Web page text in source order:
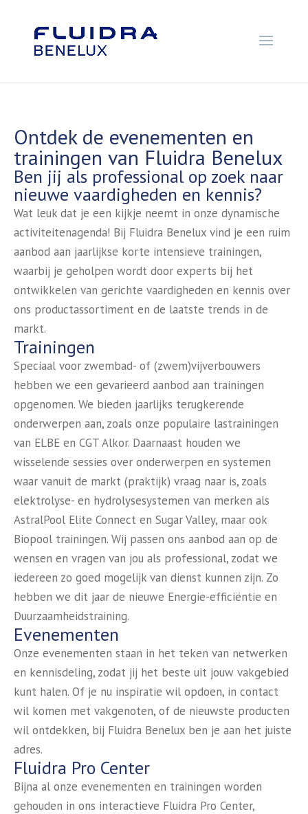
Ontdek de evenementen en
trainingen van Fluidra Benelux
Ben jij als professional op zoek naar
nieuwe vaardigheden en kennis?
Wat leuk dat je een kijkje neemt in onze dynamische
activiteitenagenda! Bij Fluidra Benelux vind je een ruim
aanbod aan jaarlijkse korte intensieve trainingen,
waarbij je geholpen wordt door experts bij het
ontwikkelen van gerichte vaardigheden en kennis over
ons productassortiment en de laatste trends in de
markt.
Trainingen
Speciaal voor zwembad- of (zwem)vijverbouwers
hebben we een gevarieerd aanbod aan trainingen
opgenomen. We bieden jaarlijks terugkerende
onderwerpen aan, zoals onze populaire lastrainingen
van ELBE en CGT Alkor. Daarnaast houden we
wisselende sessies over onderwerpen en systemen
waar vanuit de markt (praktijk) vraag naar is, zoals
elektrolyse- en hydrolysesystemen van merken als
AstralPool Elite Connect en Sugar Valley, maar ook
Biopool trainingen. Wij passen ons aanbod aan op de
wensen en vragen van jou als professional, zodat we
iedereen zo goed mogelijk van dienst kunnen zijn. Zo
hebben we dit jaar de nieuwe Energie-efficiëntie en
Duurzaamheidstraining.
Evenementen
Onze evenementen staan in het teken van netwerken
en kennisdeling, zodat jij het beste uit jouw vakgebied
kunt halen. Of je nu inspiratie wil opdoen, in contact
wil komen met vakgenoten, of de nieuwste producten
wil ontdekken, bij Fluidra Benelux ben je aan het juiste
adres.
Fluidra Pro Center
Bijna al onze evenementen en trainingen worden
gehouden in ons interactieve Fluidra Pro Center,